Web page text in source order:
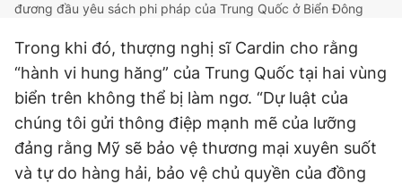
đương đầu yêu sách phi pháp của Trung Quốc ở Biển Đông
Trong khi đó, thượng nghị sĩ Cardin cho rằng
“hành vi hung hăng” của Trung Quốc tại hai vùng
biển trên không thể bị làm ngơ. “Dự luật của
chúng tôi gửi thông điệp mạnh mẽ của lưỡng
đảng rằng Mỹ sẽ bảo vệ thương mại xuyên suốt
và tự do hàng hải, bảo vệ chủ quyền của đồng